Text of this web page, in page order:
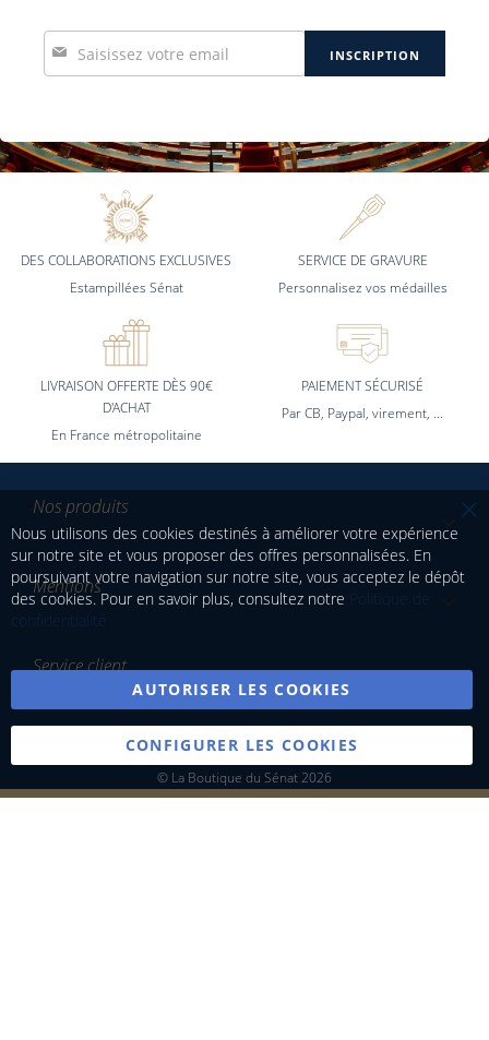
Inscription
:
INSCRIPTION
DES COLLABORATIONS EXCLUSIVES
Estampillées Sénat
SERVICE DE GRAVURE
Personnalisez vos médailles
LIVRAISON OFFERTE DÈS 90€
D'ACHAT
En France métropolitaine
PAIEMENT SÉCURISÉ
Par CB, Paypal, virement, ...
Nos produits
Mentions
Service client
© La Boutique du Sénat 2026
Nous utilisons des cookies destinés à améliorer votre expérience
sur notre site et vous proposer des offres personnalisées. En
poursuivant votre navigation sur notre site, vous acceptez le dépôt
des cookies. Pour en savoir plus, consultez notre
Politique de
confidentialité
AUTORISER LES COOKIES
CONFIGURER LES COOKIES